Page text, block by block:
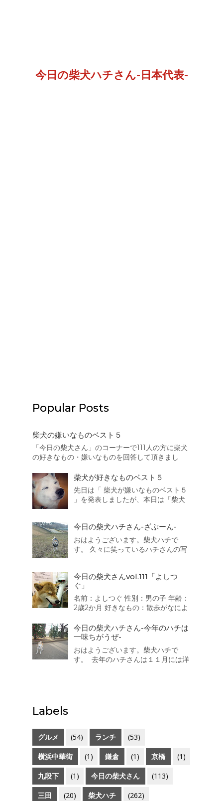
今日の柴犬ハチさん-日本代表-
Popular Posts
柴犬の嫌いなものベスト５
「今日の柴犬さん」のコーナーで111人の方に柴犬
の好きなもの・嫌いなものを回答して頂きまし
は柴犬の嫌いなものベスト５を発表したいと思い
ます。 それでは発表致します。 第5位
は・・・・・・・・・ 猫 散歩の途中でよく出会...
柴犬が好きなものベスト５
先日は「 柴犬が嫌いなものベスト５
」を発表しましたが、本日は「柴犬
す。 第5位は・・・・・・・・・ 車
でお出かけ 靴下 人間 同得票数が３
つもありました。うちの子も靴下が
好きなのです...
今日の柴犬ハチさん-ざぶーん-
おはようございます。柴犬ハチで
す。 久々に笑っているハチさんの写
バス「スカイダック」に遭遇！ ざぶ
ーん。一度乗ってみたいなっ
今日の柴犬さんvol.111「よしつ
ぐ」
名前：よしつぐ 性別：男の子 年齢：
2歳2か月 好きなもの：散歩がなによ
みなり、不快な音 靴で地面をこす
る音が嫌いで、おびえます。 一言：
人が好きで誰にでもなつきます、特
に男のお子さん、おばさまが好きで
す。 「柴犬が好き！」をカ...
今日の柴犬ハチさん-今年のハチは
一味ちがうぜ-
おはようございます。柴犬ハチで
す。 去年のハチさんは１１月には洋
Labels
グルメ (54) ランチ (53)
横浜中華街 (1) 鎌倉 (1) 京橋 (1)
九段下 (1) 今日の柴犬さん (113)
三田 (20) 柴犬ハチ (262)